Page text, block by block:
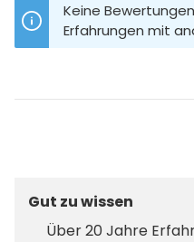
Keine
Erfahrungen mit
Gut zu wissen
Über 20 Jahre